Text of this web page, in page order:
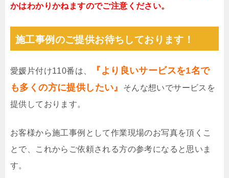
かはわかりかねますのでご注意ください。
施工事例のご提供お待ちしております！
愛媛片付け110番は、
『より良いサービスを1名で
も多くの方に提供したい』
そんな想いでサービスを
提供しております。
お客様から施工事例として作業現場のお写真を頂くこ
とで、これからご依頼される方の参考になると思いま
す。